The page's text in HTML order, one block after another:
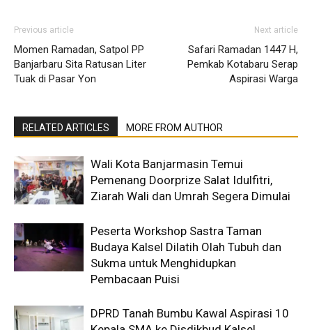
Previous article
Momen Ramadan, Satpol PP
Banjarbaru Sita Ratusan Liter
Tuak di Pasar Yon
Next article
Safari Ramadan 1447 H,
Pemkab Kotabaru Serap
Aspirasi Warga
RELATED ARTICLES MORE FROM AUTHOR
Wali Kota Banjarmasin Temui
Pemenang Doorprize Salat Idulfitri,
Ziarah Wali dan Umrah Segera Dimulai
Peserta Workshop Sastra Taman
Budaya Kalsel Dilatih Olah Tubuh dan
Sukma untuk Menghidupkan
Pembacaan Puisi
DPRD Tanah Bumbu Kawal Aspirasi 10